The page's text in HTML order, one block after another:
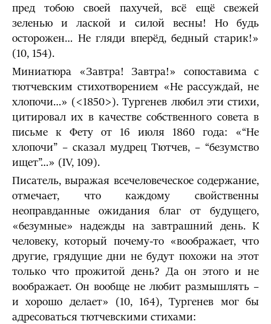
пред тобою своей пахучей, всё ещё свежей
зеленью и лаской и силой весны! Но будь
осторожен… Не гляди вперёд, бедный старик!»
(10, 154).
Миниатюра «Завтра! Завтра!» сопоставима с
тютчевским стихотворением «Не рассуждай, не
хлопочи…» (<1850>). Тургенев любил эти стихи,
цитировал их в качестве собственного совета в
письме к Фету от 16 июля 1860 года: «“Не
хлопочи” – сказал мудрец Тютчев, – “безумство
ищет”…» (IV, 109).
Писатель, выражая всечеловеческое содержание,
отмечает, что каждому свойственны
неоправданные ожидания благ от будущего,
«безумные» надежды на завтрашний день. К
человеку, который почему-то «воображает, что
другие, грядущие дни не будут похожи на этот
только что прожитой день? Да он этого и не
воображает. Он вообще не любит размышлять –
и хорошо делает» (10, 164), Тургенев мог бы
адресоваться тютчевскими стихами: